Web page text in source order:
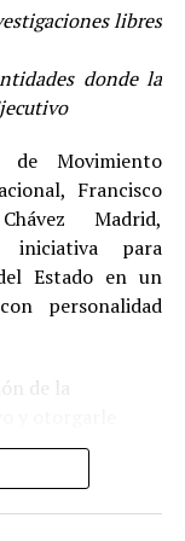
en Delicias,
29/16°C en
Chínipas, 23/7°C
libres
donde la
de Movimiento
Francisco
Madrid,
iniciativa para
Estado en un
personalidad
de la
y de
sus funciones